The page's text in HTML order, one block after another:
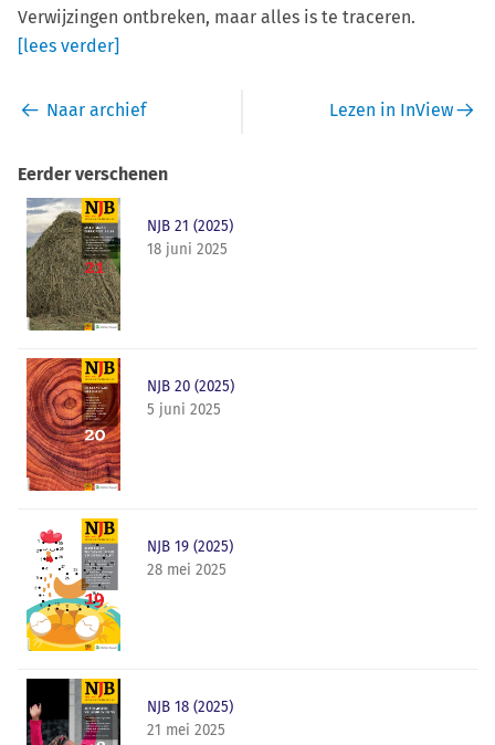
Verwijzingen ontbreken, maar alles is te traceren.
[lees verder]
Naar archief Lezen in InView
Eerder verschenen
NJB 21 (2025)
18 juni 2025
NJB 20 (2025)
5 juni 2025
NJB 19 (2025)
28 mei 2025
NJB 18 (2025)
21 mei 2025